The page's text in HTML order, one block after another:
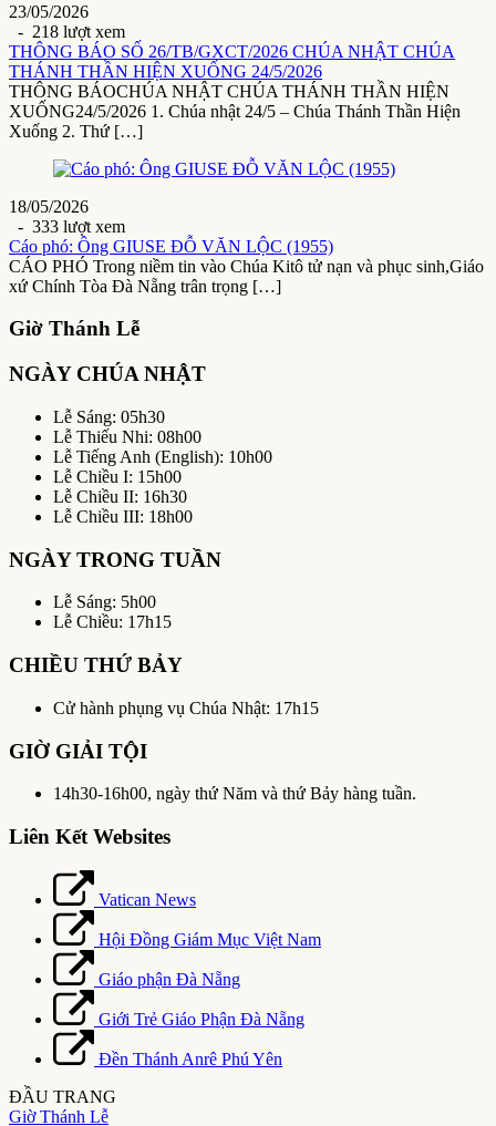
23/05/2026
- 218 lượt xem
THÔNG BÁO SỐ 26/TB/GXCT/2026 CHÚA NHẬT CHÚA
THÁNH THẦN HIỆN XUỐNG 24/5/2026
THÔNG BÁOCHÚA NHẬT CHÚA THÁNH THẦN HIỆN
XUỐNG24/5/2026 1. Chúa nhật 24/5 – Chúa Thánh Thần Hiện
Xuống 2. Thứ […]
18/05/2026
- 333 lượt xem
Cáo phó: Ông GIUSE ĐỖ VĂN LỘC (1955)
CÁO PHÓ Trong niềm tin vào Chúa Kitô tử nạn và phục sinh,Giáo
xứ Chính Tòa Đà Nẵng trân trọng […]
Giờ Thánh Lễ
NGÀY CHÚA NHẬT
Lễ Sáng: 05h30
Lễ Thiếu Nhi: 08h00
Lễ Tiếng Anh (English): 10h00
Lễ Chiều I: 15h00
Lễ Chiều II: 16h30
Lễ Chiều III: 18h00
NGÀY TRONG TUẦN
Lễ Sáng: 5h00
Lễ Chiều: 17h15
CHIỀU THỨ BẢY
Cử hành phụng vụ Chúa Nhật: 17h15
GIỜ GIẢI TỘI
14h30-16h00, ngày thứ Năm và thứ Bảy hàng tuần.
Liên Kết Websites
Vatican News
Hội Đồng Giám Mục Việt Nam
Giáo phận Đà Nẵng
Giới Trẻ Giáo Phận Đà Nẵng
Đền Thánh Anrê Phú Yên
ĐẦU TRANG
Giờ Thánh Lễ